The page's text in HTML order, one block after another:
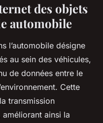
des objets
des
lecture
des objets
automobile
l’automobile désigne
au sein des véhicules,
de données entre le
Cette
transmission
ainsi la